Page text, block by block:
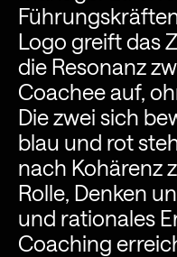
Logo greift das
die Resonanz
Coachee auf,
Die zwei sich
blau und rot
nach Kohärenz
Rolle, Denken
und rationales
Coaching